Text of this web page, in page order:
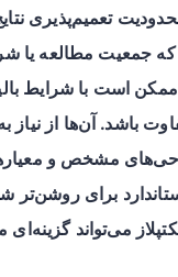
تعمیم‌پذیری
که جمعیت مطالعه یا
است با شرایط
باشد. آن‌ها از نیاز
مشخص و
برای روشن‌تر
می‌تواند